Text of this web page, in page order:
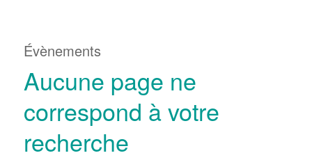
Évènements
Aucune page ne
correspond à votre
recherche